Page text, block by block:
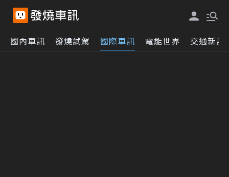
國內車訊 發燒試駕 國際車訊 電能世界 交通新訊